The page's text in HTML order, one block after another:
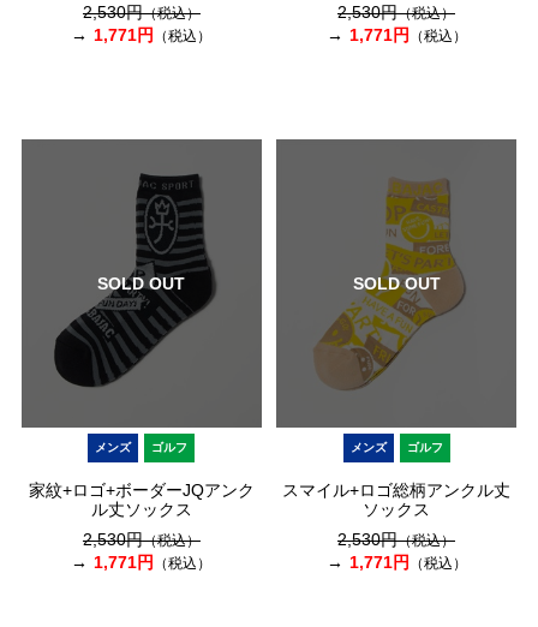
2,530円（税込）
1,771円 （税込）
2,530円（税込）
1,771円 （税込）
SOLD OUT
メンズ ゴルフ
家紋+ロゴ+ボーダーJQアンク
ル丈ソックス
2,530円（税込）
1,771円 （税込）
SOLD OUT
メンズ ゴルフ
スマイル+ロゴ総柄アンクル丈
ソックス
2,530円（税込）
1,771円 （税込）